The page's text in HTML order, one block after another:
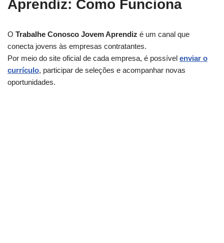
Aprendiz: Como Funciona
O Trabalhe Conosco Jovem Aprendiz é um canal que
conecta jovens às empresas contratantes.
Por meio do site oficial de cada empresa, é possível enviar o
currículo, participar de seleções e acompanhar novas
oportunidades.